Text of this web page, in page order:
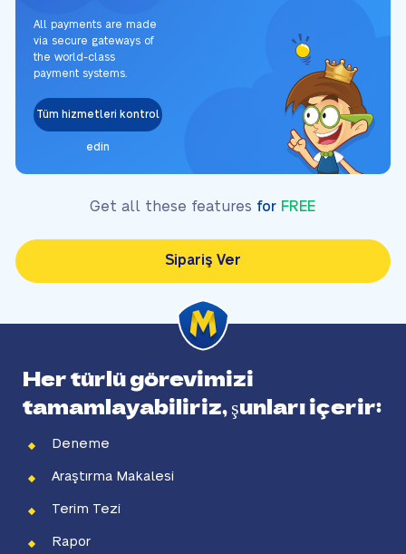
All payments are made
via secure gateways of
the world-class
payment systems.
Tüm hizmetleri kontrol
edin
Get all these features for FREE
Sipariş Ver
Her türlü görevimizi
tamamlayabiliriz, şunları içerir:
Deneme
Araştırma Makalesi
Terim Tezi
Rapor